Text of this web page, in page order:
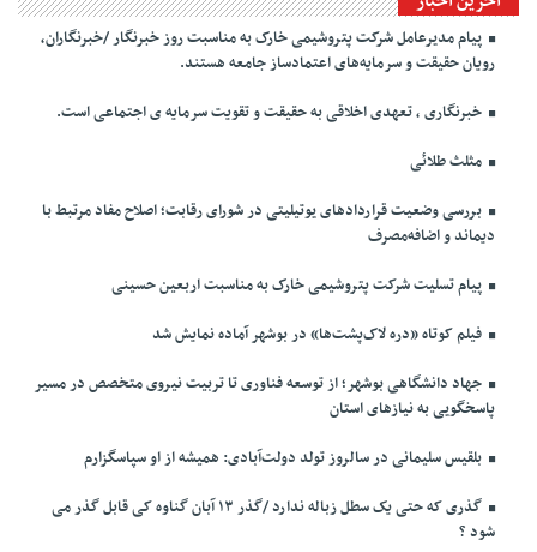
پیام مدیرعامل شرکت پتروشیمی خارک به مناسبت روز خبرنگار /خبرنگاران،
رویان حقیقت و سرمایه‌های اعتمادساز جامعه هستند.
خبرنگاری ، تعهدی اخلاقی به حقیقت و تقویت سرمایه ی اجتماعی است.
مثلث طلائی
بررسی وضعیت قراردادهای یوتیلیتی در شورای رقابت؛ اصلاح مفاد مرتبط با
دیماند و اضافه‌مصرف
پیام تسلیت شرکت پتروشیمی خارک به مناسبت اربعین حسینی
فیلم کوتاه «دره لاک‌پشت‌ها» در بوشهر آماده نمایش شد
جهاد دانشگاهی بوشهر؛ از توسعه فناوری تا تربیت نیروی متخصص در مسیر
پاسخگویی به نیازهای استان
بلقیس سلیمانی در سالروز تولد دولت‌آبادی: همیشه از او سپاسگزارم
گذری که حتی یک سطل زباله ندارد /گذر ۱۳ آبان گناوه کی قابل گذر می
شود ؟